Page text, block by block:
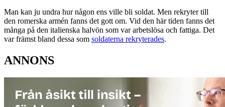
Man kan ju undra hur någon ens ville bli soldat. Men rekryter till
den romerska armén fanns det gott om. Vid den här tiden fanns det
många på den italienska halvön som var arbetslösa och fattiga. Det
var främst bland dessa som soldaterna rekryterades.
ANNONS